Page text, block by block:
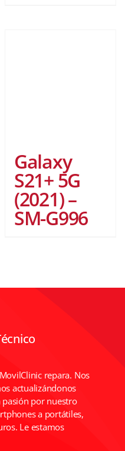
Galaxy
S21+ 5G
(2021) –
SM-G996
repara. Nos
actualizándonos
por nuestro
a portátiles,
Le estamos